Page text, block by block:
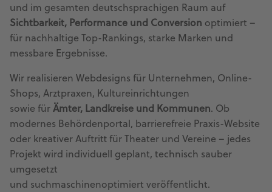
und im gesamten deutschsprachigen Raum auf
Sichtbarkeit, Performance und Conversion optimiert –
für nachhaltige Top-Rankings, starke Marken und
messbare Ergebnisse.
Wir realisieren Webdesigns für Unternehmen, Online-
Shops, Arztpraxen, Kultureinrichtungen
sowie für Ämter, Landkreise und Kommunen. Ob
modernes Behördenportal, barrierefreie Praxis-Website
oder kreativer Auftritt für Theater und Vereine – jedes
Projekt wird individuell geplant, technisch sauber
umgesetzt
und suchmaschinenoptimiert veröffentlicht.